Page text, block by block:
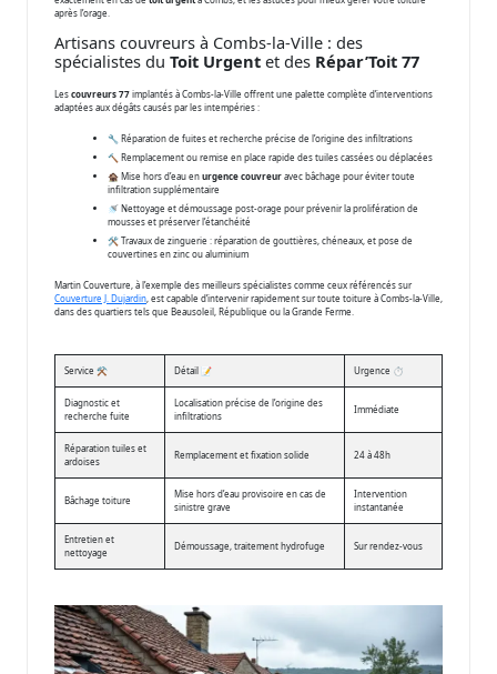
après l’orage.
Artisans couvreurs à Combs-la-Ville : des
spécialistes du Toit Urgent et des Répar’Toit 77
Lescouvreurs 77implantés à Combs-la-Ville offrent une palette complète d’interventions
adaptées aux dégâts causés par les intempéries :
🔧 Réparation de fuites et recherche précise de l’origine des infiltrations
🔨 Remplacement ou remise en place rapide des tuiles cassées ou déplacées
🏚️ Mise hors d’eau enurgence couvreuravec bâchage pour éviter toute
infiltration supplémentaire
🚿 Nettoyage et démoussage post-orage pour prévenir la prolifération de
mousses et préserver l’étanchéité
🛠️ Travaux de zinguerie : réparation de gouttières, chéneaux, et pose de
couvertines en zinc ou aluminium
Martin Couverture, à l’exemple des meilleurs spécialistes comme ceux référencés sur
Couverture J. Dujardin, est capable d’intervenir rapidement sur toute toiture à Combs-la-Ville,
dans des quartiers tels que Beausoleil, République ou la Grande Ferme.
Service ⚒️ Détail 📝 Urgence ⏱️
Diagnostic et
recherche fuite
Localisation précise de l’origine des
infiltrations
Immédiate
Réparation tuiles et
ardoises
Remplacement et fixation solide 24 à 48h
Bâchage toiture
Mise hors d’eau provisoire en cas de
sinistre grave
Intervention
instantanée
Entretien et
nettoyage
Démoussage, traitement hydrofuge Sur rendez-vous